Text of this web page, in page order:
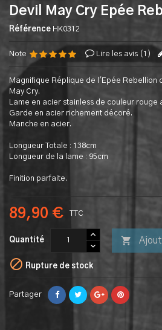
Devil May Cry Epée
Référence HK0312
Note Lire les avis ( 1 )
Magnifique Réplique de l'Epée Rebellion
May Cry.
Lame en acier stainless de couleur rouge
Garde en acier richement décoré.
Manche en acier.
Longueur Totale : 138cm
Longueur de la lame : 95cm
Finition parfaite.
89,90 € TTC
Quantité 
 Rupture de stock
Partager